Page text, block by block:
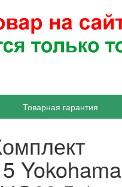
Товарная гарантия
Yokohama